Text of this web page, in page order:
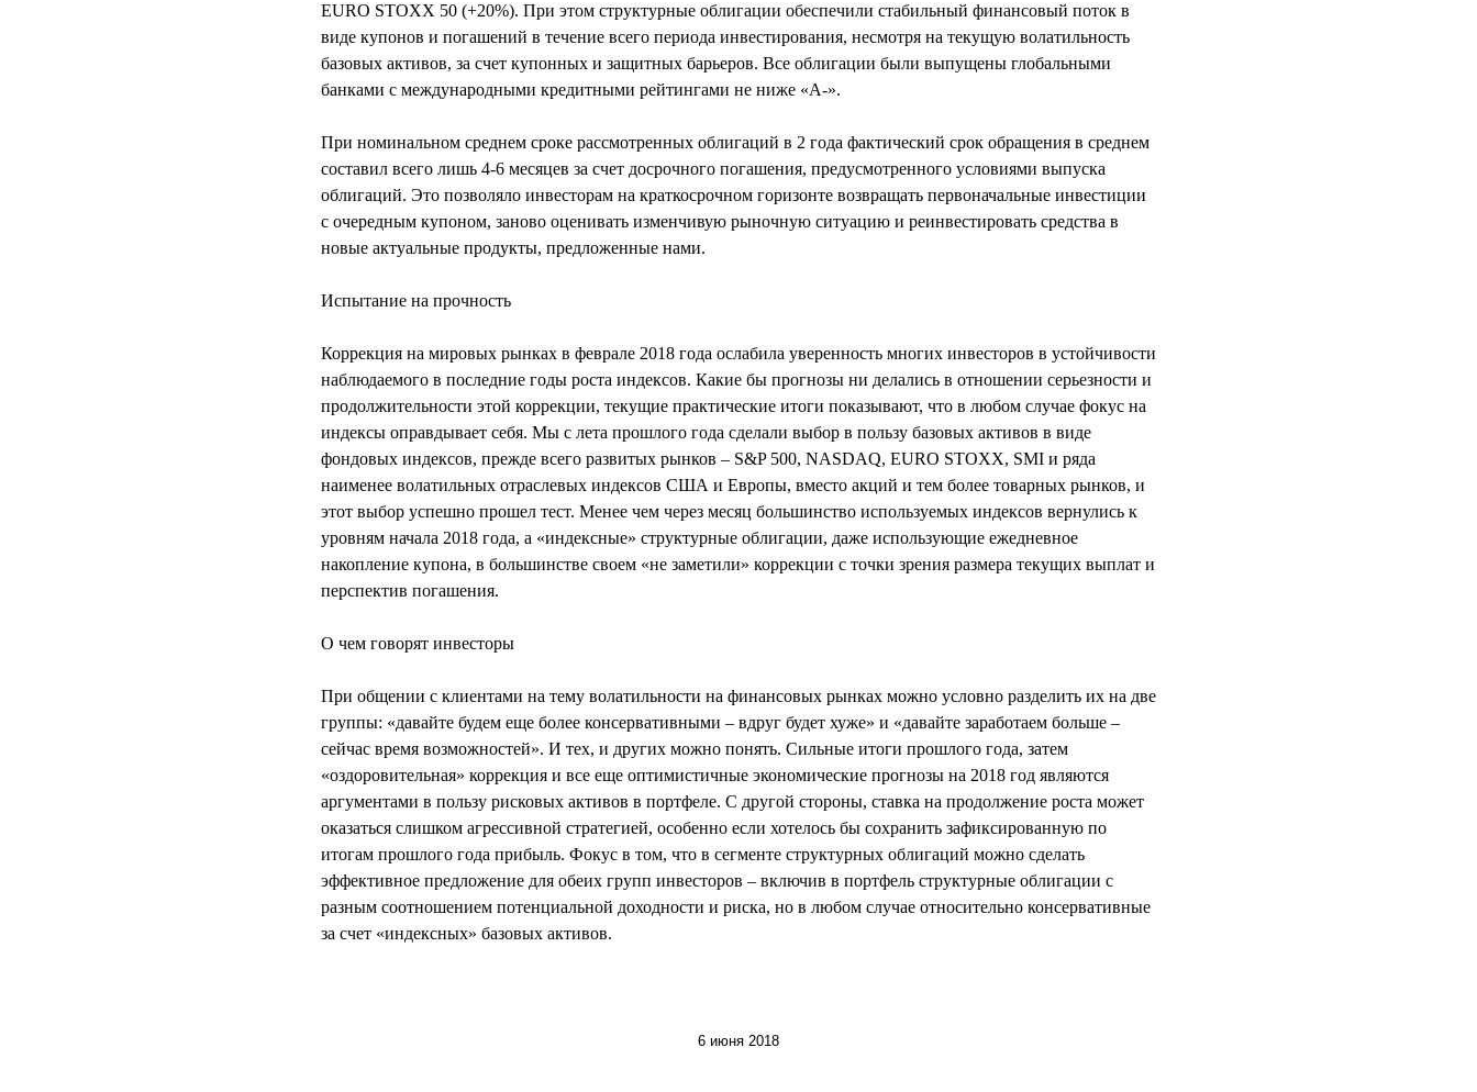
EURO STOXX 50 (+20%). При этом структурные облигации обеспечили стабильный финансовый поток в
виде купонов и погашений в течение всего периода инвестирования, несмотря на текущую волатильность
базовых активов, за счет купонных и защитных барьеров. Все облигации были выпущены глобальными
банками с международными кредитными рейтингами не ниже «А-».
При номинальном среднем сроке рассмотренных облигаций в 2 года фактический срок обращения в среднем
составил всего лишь 4-6 месяцев за счет досрочного погашения, предусмотренного условиями выпуска
облигаций. Это позволяло инвесторам на краткосрочном горизонте возвращать первоначальные инвестиции
с очередным купоном, заново оценивать изменчивую рыночную ситуацию и реинвестировать средства в
новые актуальные продукты, предложенные нами.
Испытание на прочность
Коррекция на мировых рынках в феврале 2018 года ослабила уверенность многих инвесторов в устойчивости
наблюдаемого в последние годы роста индексов. Какие бы прогнозы ни делались в отношении серьезности и
продолжительности этой коррекции, текущие практические итоги показывают, что в любом случае фокус на
индексы оправдывает себя. Мы с лета прошлого года сделали выбор в пользу базовых активов в виде
фондовых индексов, прежде всего развитых рынков – S&P 500, NASDAQ, EURO STOXX, SMI и ряда
наименее волатильных отраслевых индексов США и Европы, вместо акций и тем более товарных рынков, и
этот выбор успешно прошел тест. Менее чем через месяц большинство используемых индексов вернулись к
уровням начала 2018 года, а «индексные» структурные облигации, даже использующие ежедневное
накопление купона, в большинстве своем «не заметили» коррекции с точки зрения размера текущих выплат и
перспектив погашения.
О чем говорят инвесторы
При общении с клиентами на тему волатильности на финансовых рынках можно условно разделить их на две
группы: «давайте будем еще более консервативными – вдруг будет хуже» и «давайте заработаем больше –
сейчас время возможностей». И тех, и других можно понять. Сильные итоги прошлого года, затем
«оздоровительная» коррекция и все еще оптимистичные экономические прогнозы на 2018 год являются
аргументами в пользу рисковых активов в портфеле. С другой стороны, ставка на продолжение роста может
оказаться слишком агрессивной стратегией, особенно если хотелось бы сохранить зафиксированную по
итогам прошлого года прибыль. Фокус в том, что в сегменте структурных облигаций можно сделать
эффективное предложение для обеих групп инвесторов – включив в портфель структурные облигации с
разным соотношением потенциальной доходности и риска, но в любом случае относительно консервативные
за счет «индексных» базовых активов.
6 июня 2018